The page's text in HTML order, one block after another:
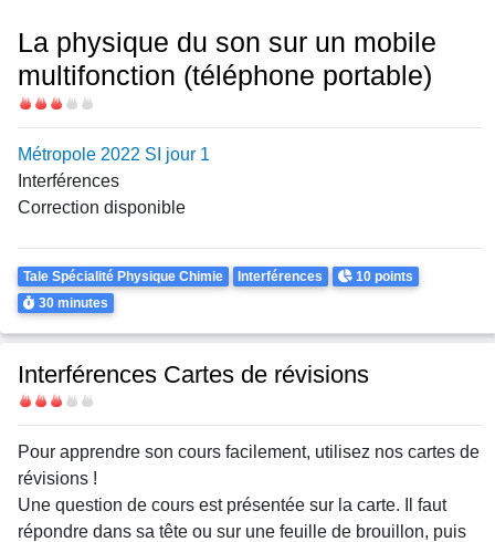
La physique du son sur un mobile
multifonction (téléphone portable)
Difficulté
Métropole 2022 SI jour 1
Interférences
Correction disponible
Theme
Tale Spécialité Physique Chimie Interférences Points
10 points
Durée
30 minutes
Interférences Cartes de révisions
Difficulté
Body
Pour apprendre son cours facilement, utilisez nos cartes de
révisions !
Une question de cours est présentée sur la carte. Il faut
répondre dans sa tête ou sur une feuille de brouillon, puis